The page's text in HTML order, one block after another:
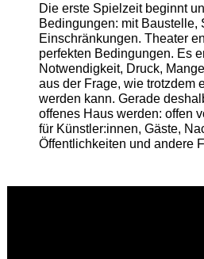
Die erste Spielzeit beginnt
Bedingungen: mit Baustelle,
Einschränkungen. Theater
perfekten Bedingungen. Es
Notwendigkeit, Druck,
aus der Frage, wie trotzdem
werden kann. Gerade
offenes Haus werden: offen
für Künstler:innen, Gäste,
Öffentlichkeiten und andere